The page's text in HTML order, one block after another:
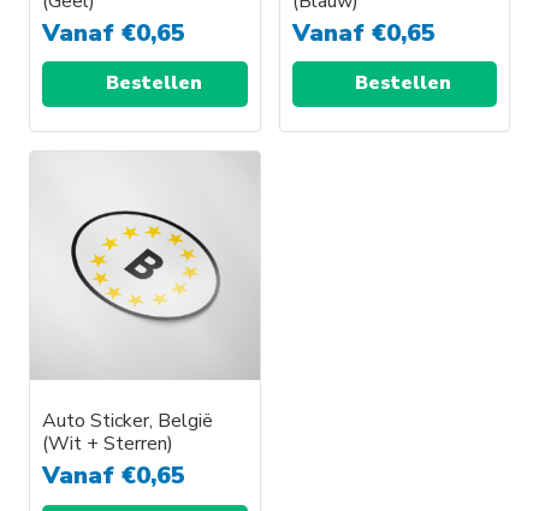
Vanaf €0,65
Bestellen
Vanaf €0,65
Bestellen
Auto Sticker, België
(Wit + Sterren)
Vanaf €0,65